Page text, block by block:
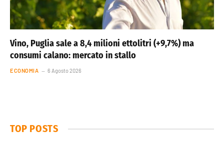
Vino, Puglia sale a 8,4 milioni ettolitri (+9,7%) ma
consumi calano: mercato in stallo
ECONOMIA 6 Agosto 2026
TOP POSTS